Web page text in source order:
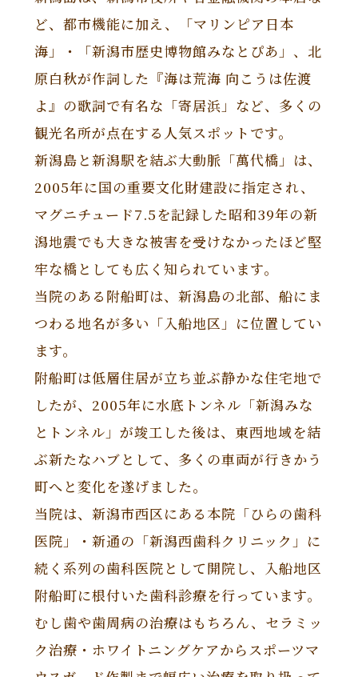
ど、都市機能に加え、「マリンピア日本
海」・「新潟市歴史博物館みなとぴあ」、北
原白秋が作詞した『海は荒海 向こうは佐渡
よ』の歌詞で有名な「寄居浜」など、多くの
観光名所が点在する人気スポットです。
新潟島と新潟駅を結ぶ大動脈「萬代橋」は、
2005年に国の重要文化財建設に指定され、
マグニチュード7.5を記録した昭和39年の新
潟地震でも大きな被害を受けなかったほど堅
牢な橋としても広く知られています。
当院のある附船町は、新潟島の北部、船にま
つわる地名が多い「入船地区」に位置してい
ます。
附船町は低層住居が立ち並ぶ静かな住宅地で
したが、2005年に水底トンネル「新潟みな
とトンネル」が竣工した後は、東西地域を結
ぶ新たなハブとして、多くの車両が行きかう
町へと変化を遂げました。
当院は、新潟市西区にある本院「ひらの歯科
医院」・新通の「新潟西歯科クリニック」に
続く系列の歯科医院として開院し、入船地区
附船町に根付いた歯科診療を行っています。
むし歯や歯周病の治療はもちろん、セラミッ
ク治療・ホワイトニングケアからスポーツマ